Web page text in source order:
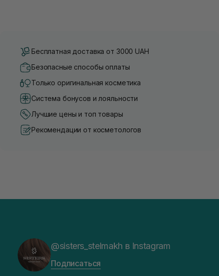
Бесплатная доставка от 3000 UAH
Безопасные способы оплаты
Только оригинальная косметика
Система бонусов и лояльности
Лучшие цены и топ товары
Рекомендации от косметологов
@sisters_stelmakh в Instagram
Подписаться